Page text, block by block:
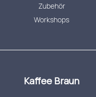
Zubehör
Workshops
Kaffee Braun